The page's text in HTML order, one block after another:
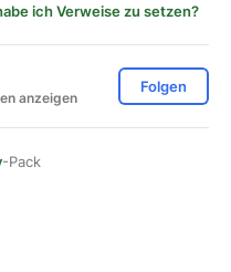
ich Verweise zu setzen?
anzeigen
Folgen
-Pack